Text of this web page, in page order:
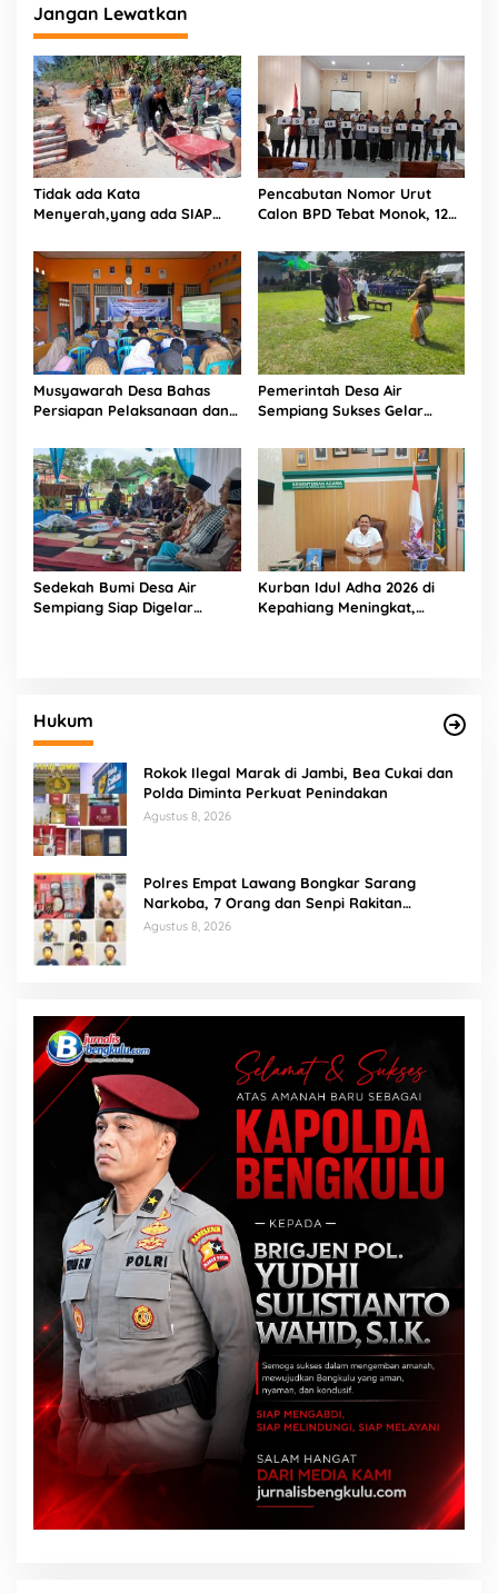
Jangan Lewatkan
Tidak ada Kata
Menyerah,yang ada SIAP
Pencabutan Nomor Urut
Calon BPD Tebat Monok, 12
Musyawarah Desa Bahas
Persiapan Pelaksanaan dan
Sari Dorong Pembangunan
Partisipatif
Pemerintah Desa Air
Sempiang Sukses Gelar
Sedekah Bumi Desa Air
Sempiang Siap Digelar
Kurban Idul Adha 2026 di
Kepahiang Meningkat,
Hukum
Rokok Ilegal Marak di Jambi, Bea Cukai dan
Polda Diminta Perkuat Penindakan
Agustus 8, 2026
Polres Empat Lawang Bongkar Sarang
Narkoba, 7 Orang dan Senpi Rakitan
Diamankan
Agustus 8, 2026